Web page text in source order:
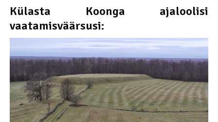
Külasta Koonga ajaloolisi
vaatamisväärsusi: